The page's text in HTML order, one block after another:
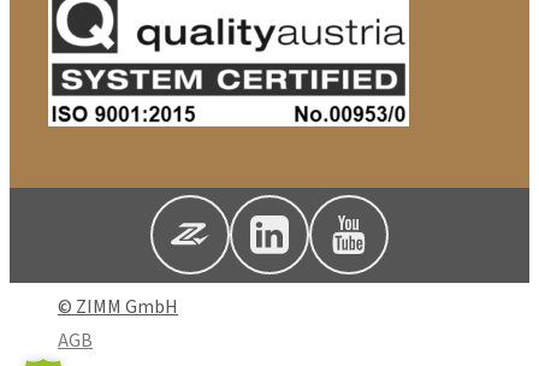
© ZIMM GmbH
AGB